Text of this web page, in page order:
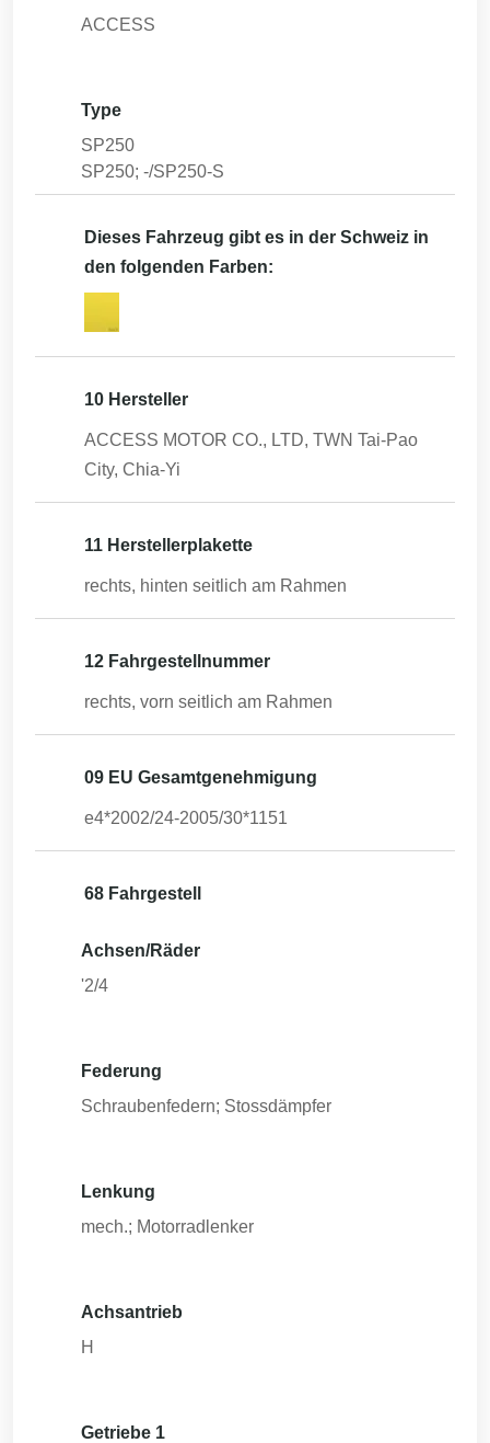
ACCESS
Type
SP250
SP250; -/SP250-S
Dieses Fahrzeug gibt es in der Schweiz in
den folgenden Farben:
10 Hersteller
ACCESS MOTOR CO., LTD, TWN Tai-Pao
City, Chia-Yi
11 Herstellerplakette
rechts, hinten seitlich am Rahmen
12 Fahrgestellnummer
rechts, vorn seitlich am Rahmen
09 EU Gesamtgenehmigung
e4*2002/24-2005/30*1151
68 Fahrgestell
Achsen/Räder
'2/4
Federung
Schraubenfedern; Stossdämpfer
Lenkung
mech.; Motorradlenker
Achsantrieb
H
Getriebe 1